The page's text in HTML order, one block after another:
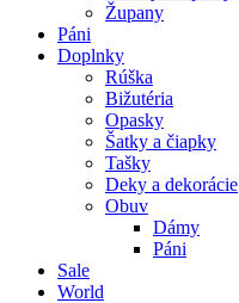
Župany
Páni
Doplnky
Rúška
Bižutéria
Opasky
Šatky a čiapky
Tašky
Deky a dekorácie
Obuv
Dámy
Páni
Sale
World